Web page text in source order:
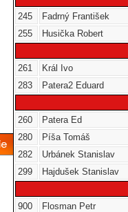
245
Fadrný František
255
Husička Robert
261
Král Ivo
283
Patera2 Eduard
260
Patera Ed
280
Píša Tomáš
282
Urbánek Stanislav
299
Hajdušek Stanislav
900
Flosman Petr